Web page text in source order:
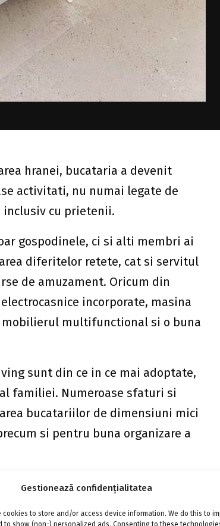
Gestionează confidențialitatea
to store and/or access device information. We do this to
to show (non-) personalized ads. Consenting to these
hranei, bucataria a devenit
activitati, nu numai legate de
inclusiv cu prietenii.
gospodinele, ci si alti membri ai
diferitelor retete, cat si servitul
de amuzament. Oricum din
incorporate, masina
mobilierul multifunctional si o buna
sunt din ce in ce mai adoptate,
familiei. Numeroase sfaturi si
bucatariilor de dimensiuni mici
si pentru buna organizare a
spatii inteligent organizate si de